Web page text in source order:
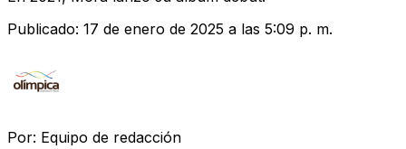
Publicado: 17 de enero de 2025 a las 5:09 p. m.
Por: Equipo de redacción